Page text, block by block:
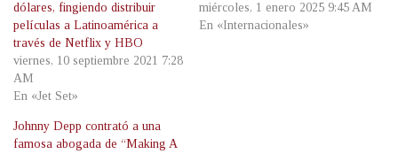
dólares, fingiendo distribuir
películas a Latinoamérica a
través de Netflix y HBO
viernes, 10 septiembre 2021 7:28
AM
En «Jet Set»
miércoles, 1 enero 2025 9:45 AM
En «Internacionales»
Johnny Depp contrató a una
famosa abogada de “Making A